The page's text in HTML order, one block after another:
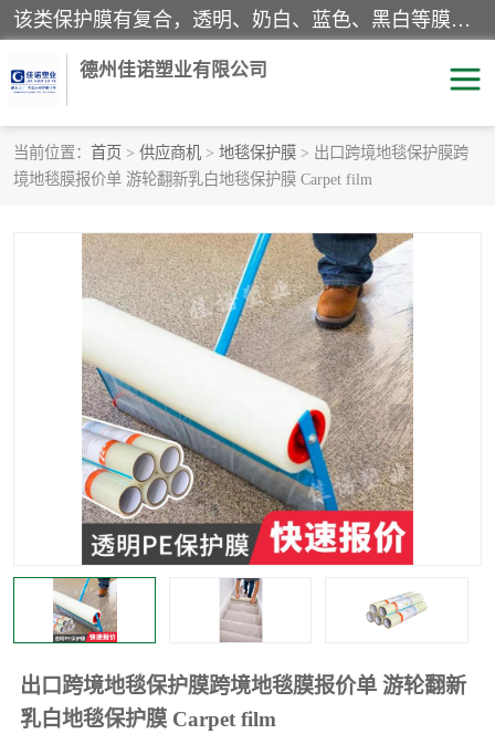
该类保护膜有复合，透明、奶白、蓝色、黑白等膜型。特高粘，高粘，中高粘，中粘，中低粘，低粘等。对于不同的粘力要求有相应的产品相适配。无胶渍残留污染。在较宽的收卷幅度下平整无皱纹，收卷长度大，利于机械化及自动化施工粘贴。为您的产品提供的表面保护解决方案。 产品广泛适用于：铝材、不锈钢、金属、塑料、电子、家电、家具、玻璃、化工材料、装饰材料等。
德州佳诺塑业有限公司
当前位置： 首页 > 供应商机 > 地毯保护膜 > 出口跨境地毯保护膜跨
境地毯膜报价单 游轮翻新乳白地毯保护膜 Carpet film
出口跨境地毯保护膜跨境地毯膜报价单 游轮翻新
乳白地毯保护膜 Carpet film
pe保护膜 包装膜
地毯保护膜 家具保护膜
拉伸缠绕膜 透明保护膜
黑白保护膜 乳白保护膜
明蓝保护膜 纯黑保护膜
印字保护膜 彩钢板保护膜
不绣钢板保护膜 两边上胶保护膜
窗缝阻风胶带 铝板保护膜
不锈钢板保护膜 一次性隔离膜